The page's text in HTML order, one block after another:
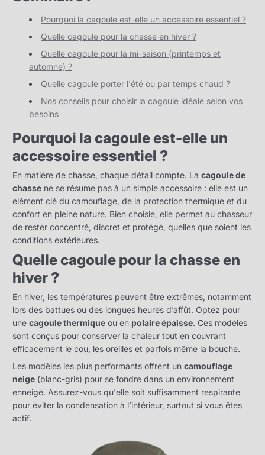
bien
choisir
sa
cagoule
de
chasse
selon
la
saison
?
2025
Pourquoi la cagoule est-elle un accessoire essentiel ?
Quelle cagoule pour la chasse en hiver ?
Quelle cagoule pour la mi-saison (printemps et
automne) ?
Quelle cagoule porter l'été ou par temps chaud ?
Nos conseils pour choisir la cagoule idéale selon vos
besoins
Pourquoi la cagoule est-elle un
accessoire essentiel ?
En matière de chasse, chaque détail compte. La cagoule de
chasse ne se résume pas à un simple accessoire : elle est un
élément clé du camouflage, de la protection thermique et du
confort en pleine nature. Bien choisie, elle permet au chasseur
de rester concentré, discret et protégé, quelles que soient les
conditions extérieures.
Quelle cagoule pour la chasse en
hiver ?
En hiver, les températures peuvent être extrêmes, notamment
lors des battues ou des longues heures d’affût. Optez pour
une cagoule thermique ou en polaire épaisse. Ces modèles
sont conçus pour conserver la chaleur tout en couvrant
efficacement le cou, les oreilles et parfois même la bouche.
Les modèles les plus performants offrent un camouflage
neige (blanc-gris) pour se fondre dans un environnement
enneigé. Assurez-vous qu'elle soit suffisamment respirante
pour éviter la condensation à l’intérieur, surtout si vous êtes
actif.